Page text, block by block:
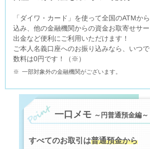
「ダイワ・カード」を使って全国のATMか
込み、他の金融機関からの資金お取寄せサ
出金など便利にご利用いただけます！
ご本人名義口座へのお振り込みなら、いつ
数料は0円です！（※）
※ 一部対象外の金融機関がございます。
一口メモ ～円普通預金編～
すべてのお取引は普通預金から